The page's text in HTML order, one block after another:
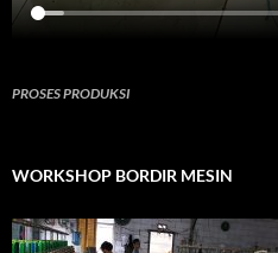
PROSES PRODUKSI
WORKSHOP BORDIR MESIN